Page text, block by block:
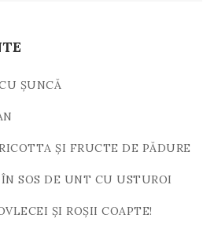
ȘUNCĂ
ȘI FRUCTE DE PĂDURE
SOS DE UNT CU USTUROI
ȘI ROȘII COAPTE!